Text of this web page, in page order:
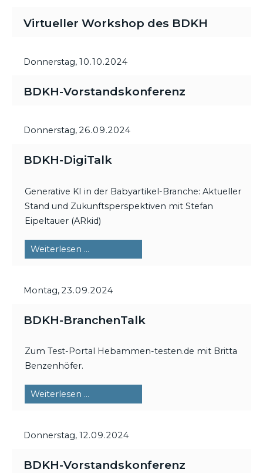
Virtueller Workshop des BDKH
Donnerstag, 10.10.2024
BDKH-Vorstandskonferenz
Donnerstag, 26.09.2024
BDKH-DigiTalk
Generative KI in der Babyartikel-Branche: Aktueller
Stand und Zukunftsperspektiven mit Stefan
Eipeltauer (ARkid)
Weiterlesen …
Montag, 23.09.2024
BDKH-BranchenTalk
Zum Test-Portal Hebammen-testen.de mit Britta
Benzenhöfer.
Weiterlesen …
Donnerstag, 12.09.2024
BDKH-Vorstandskonferenz